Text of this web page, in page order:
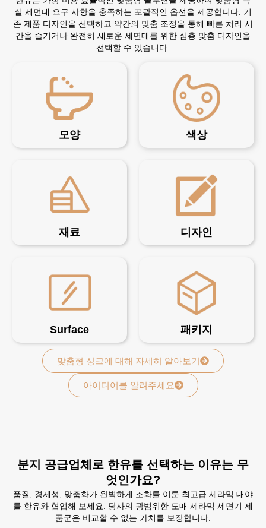
실 세면대 요구 사항을 충족하는 포괄적인 옵션을 제공합니다. 기
존 제품 디자인을 선택하고 약간의 맞춤 조정을 통해 빠른 처리 시
간을 즐기거나 완전히 새로운 세면대를 위한 심층 맞춤 디자인을
선택할 수 있습니다.
모양 색상
재료 디자인
Surface 패키지
맞춤형 싱크에 대해 자세히 알아보기
아이디어를 알려주세요
분지 공급업체로 한유를 선택하는 이유는 무
엇인가요?
품질, 경제성, 맞춤화가 완벽하게 조화를 이룬 최고급 세라믹 대야
를 한유와 협업해 보세요. 당사의 광범위한 도매 세라믹 세면기 제
품군은 비교할 수 없는 가치를 보장합니다.